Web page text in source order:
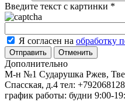
Введите текст с картинки *
Я согласен на обработку
Отменить
Дополнительно
М-н №1 Сударушка Ржев,
Спасская, д.4 тел:
график работы: будни 9:00-